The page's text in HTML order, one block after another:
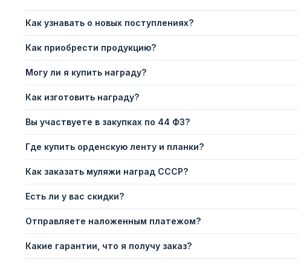
Как узнавать о новых поступлениях?
Как приобрести продукцию?
Могу ли я купить награду?
Как изготовить награду?
Вы участвуете в закупках по 44 ФЗ?
Где купить орденскую ленту и планки?
Как заказать муляжи наград СССР?
Есть ли у вас скидки?
Отправляете наложенным платежом?
Какие гарантии, что я получу заказ?